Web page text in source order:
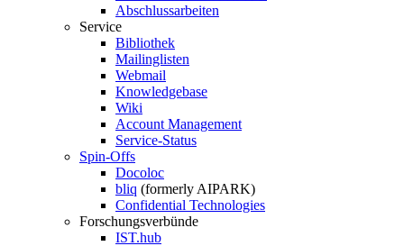
Abschlussarbeiten
Service
Bibliothek
Mailinglisten
Webmail
Knowledgebase
Wiki
Account Management
Service-Status
Spin-Offs
Docoloc
bliq (formerly AIPARK)
Confidential Technologies
Forschungsverbünde
IST.hub